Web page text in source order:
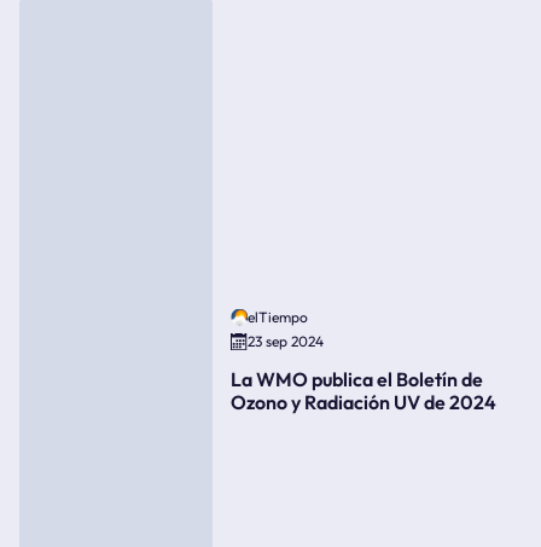
elTiempo
23 sep 2024
La WMO publica el Boletín de
Ozono y Radiación UV de 2024